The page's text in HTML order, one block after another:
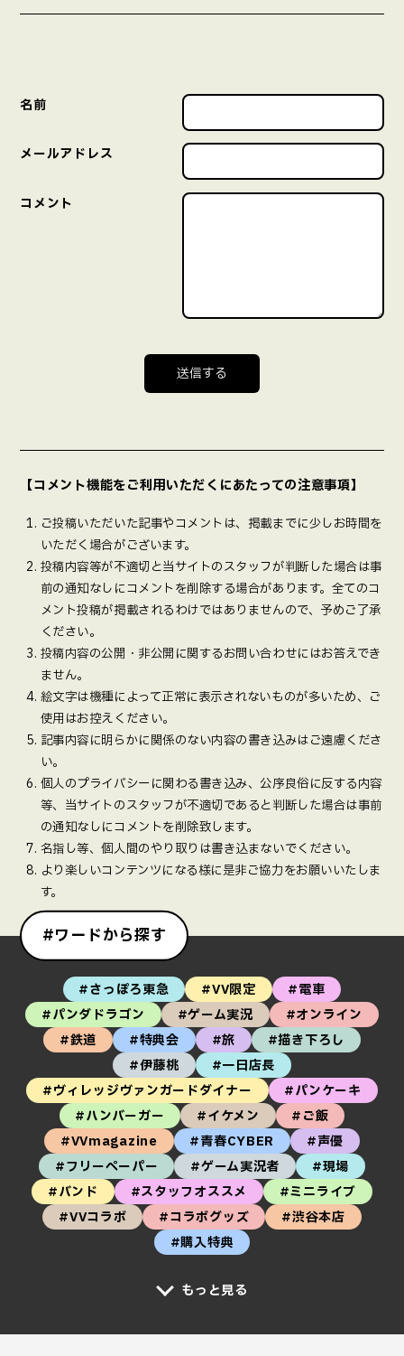
名前
メールアドレス
コメント
【コメント機能をご利用いただくにあたっての注意事項】
ご投稿いただいた記事やコメントは、掲載までに少しお時間を
いただく場合がございます。
投稿内容等が不適切と当サイトのスタッフが判断した場合は事
前の通知なしにコメントを削除する場合があります。全てのコ
メント投稿が掲載されるわけではありませんので、予めご了承
ください。
投稿内容の公開・非公開に関するお問い合わせにはお答えでき
ません。
絵文字は機種によって正常に表示されないものが多いため、ご
使用はお控えください。
記事内容に明らかに関係のない内容の書き込みはご遠慮くださ
い。
個人のプライバシーに関わる書き込み、公序良俗に反する内容
等、当サイトのスタッフが不適切であると判断した場合は事前
の通知なしにコメントを削除致します。
名指し等、個人間のやり取りは書き込まないでください。
より楽しいコンテンツになる様に是非ご協力をお願いいたしま
す。
#ワードから探す
#さっぽろ東急 #VV限定
#電車
#パンダドラゴン
#ゲーム実況
#オンライン
#鉄道
#特典会 #旅
#描き下ろし
#伊藤桃
#一日店長
#ヴィレッジヴァンガードダイナー
#パンケーキ
#ハンバーガー
#イケメン
#ご飯
#VVmagazine
#青春CYBER
#声優
#フリーペーパー
#ゲーム実況者
#現場
#バンド
#スタッフオススメ
#ミニライブ
#VVコラボ
#コラボグッズ
#渋谷本店
#購入特典
もっと見る